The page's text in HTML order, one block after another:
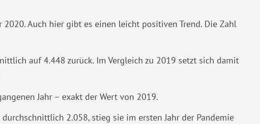
Auch hier gibt es einen leicht positiven Trend. Die Zahl
auf 4.448 zurück. Im Vergleich zu 2019 setzt sich damit
Jahr – exakt der Wert von 2019.
2.058, stieg sie im ersten Jahr der Pandemie